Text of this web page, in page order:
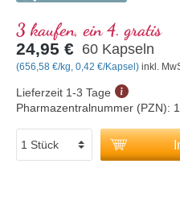
3 kaufen, ein 4. gratis
24,95 € 60 Kapseln
(656,58 €/kg, 0,42 €/Kapsel) inkl.
Lieferzeit 1-3 Tage
Pharmazentralnummer (PZN):